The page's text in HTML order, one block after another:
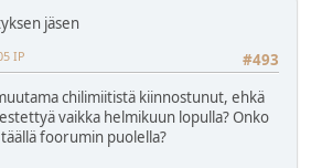
jäsen
#493
IP
chilimiitistä kiinnostunut, ehkä
vaikka helmikuun lopulla? Onko
foorumin puolella?